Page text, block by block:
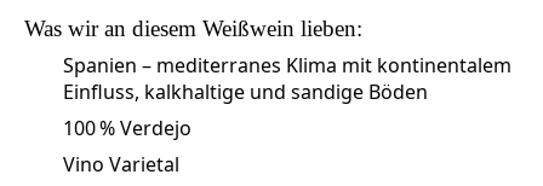
Was wir an diesem Weißwein lieben:
Spanien – mediterranes Klima mit kontinentalem
Einfluss, kalkhaltige und sandige Böden
100 % Verdejo
Vino Varietal